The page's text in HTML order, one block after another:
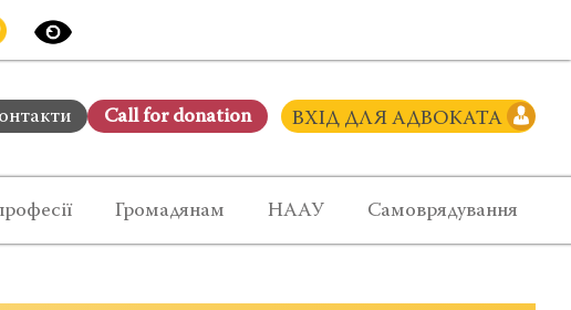
Сall for donation ВХІД ДЛЯ АДВОКАТА
Громадянам НААУ Самоврядування